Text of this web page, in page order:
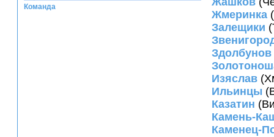
Команда
Жмеринка
Залещики
Здолбунов
Изяслав
Ильинцы
Казатин
Камень-
Каменец-